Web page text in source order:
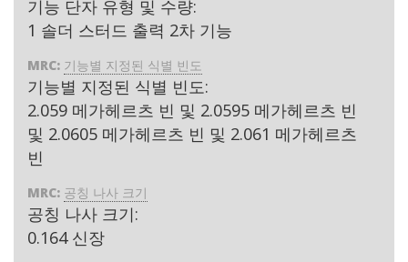
기능 단자 유형 및 수량:
1 솔더 스터드 출력 2차 기능
MRC: 기능별 지정된 식별 빈도
기능별 지정된 식별 빈도:
2.059 메가헤르츠 빈 및 2.0595 메가헤르츠 빈
및 2.0605 메가헤르츠 빈 및 2.061 메가헤르츠
빈
MRC: 공칭 나사 크기
공칭 나사 크기:
0.164 신장